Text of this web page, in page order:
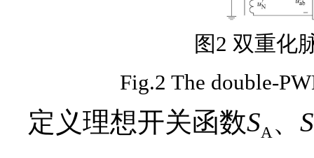
图2 双重化
Fig.2 The double-
定义理想开关函数SA 、 S